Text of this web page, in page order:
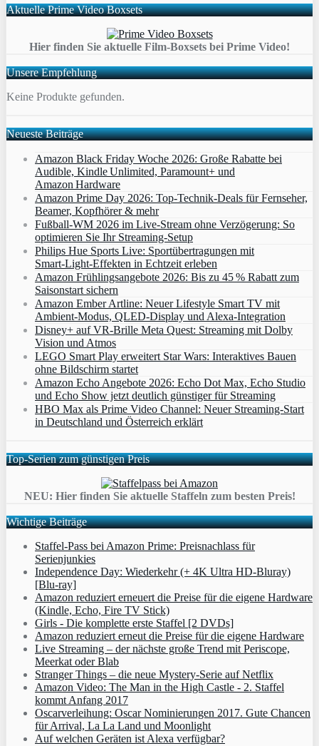
Aktuelle Prime Video Boxsets
Hier finden Sie aktuelle Film-Boxsets bei Prime Video!
Unsere Empfehlung
Keine Produkte gefunden.
Neueste Beiträge
Amazon Black Friday Woche 2026: Große Rabatte bei
Audible, Kindle Unlimited, Paramount+ und
Amazon Hardware
Amazon Prime Day 2026: Top-Technik-Deals für Fernseher,
Beamer, Kopfhörer & mehr
Fußball-WM 2026 im Live-Stream ohne Verzögerung: So
optimieren Sie Ihr Streaming-Setup
Philips Hue Sports Live: Sportübertragungen mit
Smart‑Light‑Effekten in Echtzeit erleben
Amazon Frühlingsangebote 2026: Bis zu 45 % Rabatt zum
Saisonstart sichern
Amazon Ember Artline: Neuer Lifestyle Smart TV mit
Ambient‑Modus, QLED‑Display und Alexa‑Integration
Disney+ auf VR-Brille Meta Quest: Streaming mit Dolby
Vision und Atmos
LEGO Smart Play erweitert Star Wars: Interaktives Bauen
ohne Bildschirm startet
Amazon Echo Angebote 2026: Echo Dot Max, Echo Studio
und Echo Show jetzt deutlich günstiger für Streaming
HBO Max als Prime Video Channel: Neuer Streaming‑Start
in Deutschland und Österreich erklärt
Top-Serien zum günstigen Preis
NEU: Hier finden Sie aktuelle Staffeln zum besten Preis!
Wichtige Beiträge
Staffel-Pass bei Amazon Prime: Preisnachlass für
Serienjunkies
Independence Day: Wiederkehr (+ 4K Ultra HD-Bluray)
[Blu-ray]
Amazon reduziert erneuert die Preise für die eigene Hardware
(Kindle, Echo, Fire TV Stick)
Girls - Die komplette erste Staffel [2 DVDs]
Amazon reduziert erneut die Preise für die eigene Hardware
Live Streaming – der nächste große Trend mit Periscope,
Meerkat oder Blab
Stranger Things – die neue Mystery-Serie auf Netflix
Amazon Video: The Man in the High Castle - 2. Staffel
kommt Anfang 2017
Oscarverleihung: Oscar Nominierungen 2017. Gute Chancen
für Arrival, La La Land und Moonlight
Auf welchen Geräten ist Alexa verfügbar?